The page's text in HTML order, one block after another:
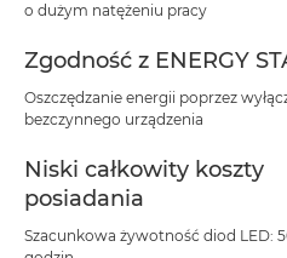
o dużym natężeniu pracy
Zgodność z ENERGY
Oszczędzanie energii poprzez
bezczynnego urządzenia
Niski całkowity koszty
posiadania
Szacunkowa żywotność diod LED: